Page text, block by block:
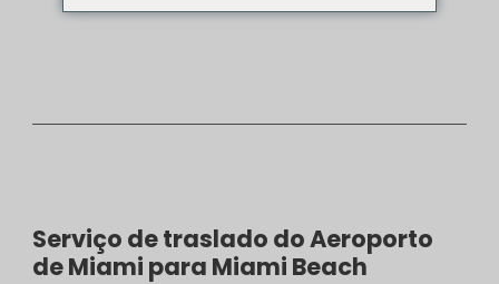
Serviço de traslado do Aeroporto
de Miami para Miami Beach